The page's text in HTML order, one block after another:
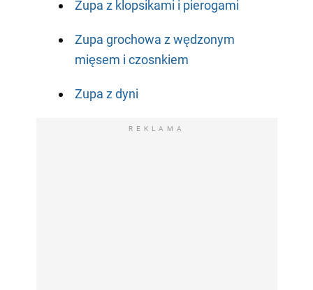
Zupa z klopsikami i pierogami
Zupa grochowa z wędzonym
mięsem i czosnkiem
Zupa z dyni
REKLAMA